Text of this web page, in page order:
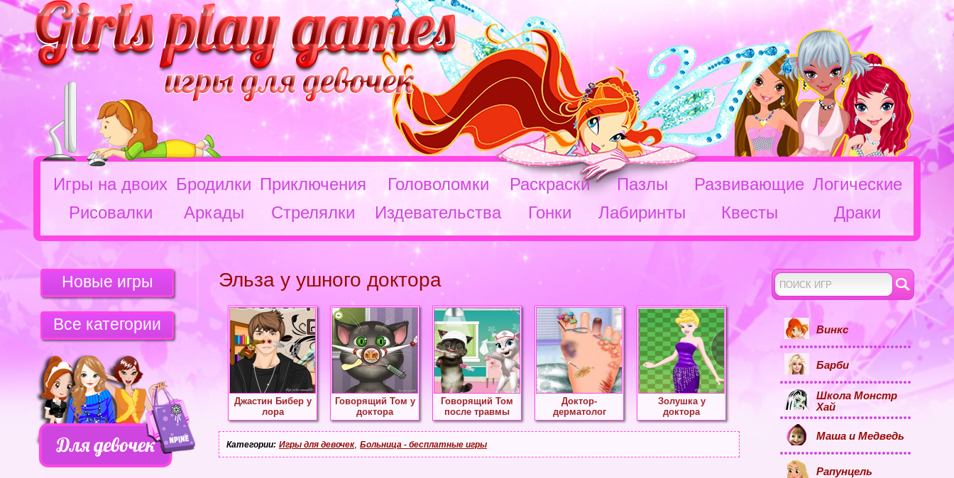
Игры на двоих Бродилки Приключения Головоломки Раскраски Пазлы Развивающие Логические
Рисовалки
Аркады Стрелялки Издевательства Гонки Лабиринты Квесты Драки
Эльза у ушного доктора
Джастин Бибер у
лора
Говорящий Том у
доктора
Говорящий Том
после травмы
Доктор-
дерматолог
Золушка у
доктора
Категории: Игры для девочек, Больница - бесплатные игры
Новые игры
Все категории Винкс
Барби
Школа Монстр
Хай
Маша и Медведь
Рапунцель